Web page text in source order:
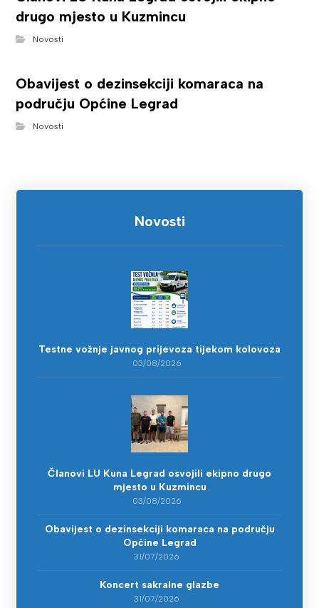
drugo mjesto u Kuzmincu
Novosti
Obavijest o dezinsekciji komaraca na
području Općine Legrad
Novosti
Novosti
Testne vožnje javnog prijevoza tijekom kolovoza
03/08/2026
Članovi LU Kuna Legrad osvojili ekipno drugo
mjesto u Kuzmincu
03/08/2026
Obavijest o dezinsekciji komaraca na području
Općine Legrad
31/07/2026
Koncert sakralne glazbe
31/07/2026